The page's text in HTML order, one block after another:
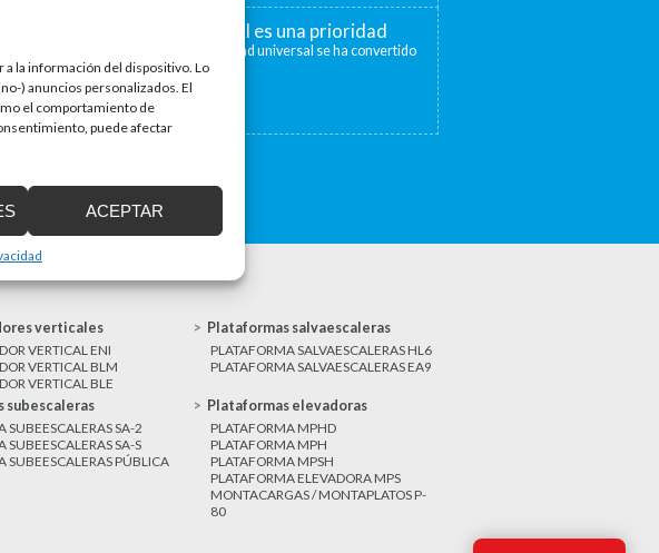
la información del dispositivo. Lo
) anuncios personalizados. El
el comportamiento de
puede afectar
ACEPTAR
La accesibilidad universal es una prioridad
En la última década la accesibilidad universal se ha convertido
en una prioridad para...
verticales
VERTICAL ENI
VERTICAL BLM
VERTICAL BLE
Plataformas salvaescaleras
PLATAFORMA SALVAESCALERAS HL6
PLATAFORMA SALVAESCALERAS EA9
subescaleras
SUBEESCALERAS SA-2
SUBEESCALERAS SA-S
SUBEESCALERAS PÚBLICA
Plataformas elevadoras
PLATAFORMA MPHD
PLATAFORMA MPH
PLATAFORMA MPSH
PLATAFORMA ELEVADORA MPS
MONTACARGAS / MONTAPLATOS P-
80